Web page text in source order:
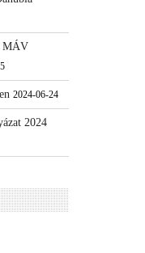
MÁV
2024-06-24
2024